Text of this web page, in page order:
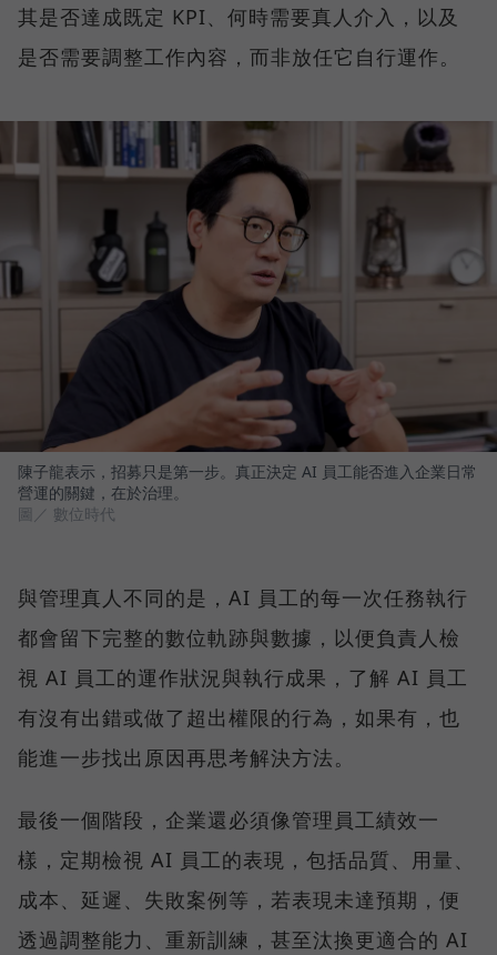
其是否達成既定 KPI、何時需要真人介入，以及
是否需要調整工作內容，而非放任它自行運作。
陳子龍表示，招募只是第一步。真正決定 AI 員工能否進入企業日常
營運的關鍵，在於治理。
圖／ 數位時代
與管理真人不同的是，AI 員工的每一次任務執行
都會留下完整的數位軌跡與數據，以便負責人檢
視 AI 員工的運作狀況與執行成果，了解 AI 員工
有沒有出錯或做了超出權限的行為，如果有，也
能進一步找出原因再思考解決方法。
最後一個階段，企業還必須像管理員工績效一
樣，定期檢視 AI 員工的表現，包括品質、用量、
成本、延遲、失敗案例等，若表現未達預期，便
透過調整能力、重新訓練，甚至汰換更適合的 AI